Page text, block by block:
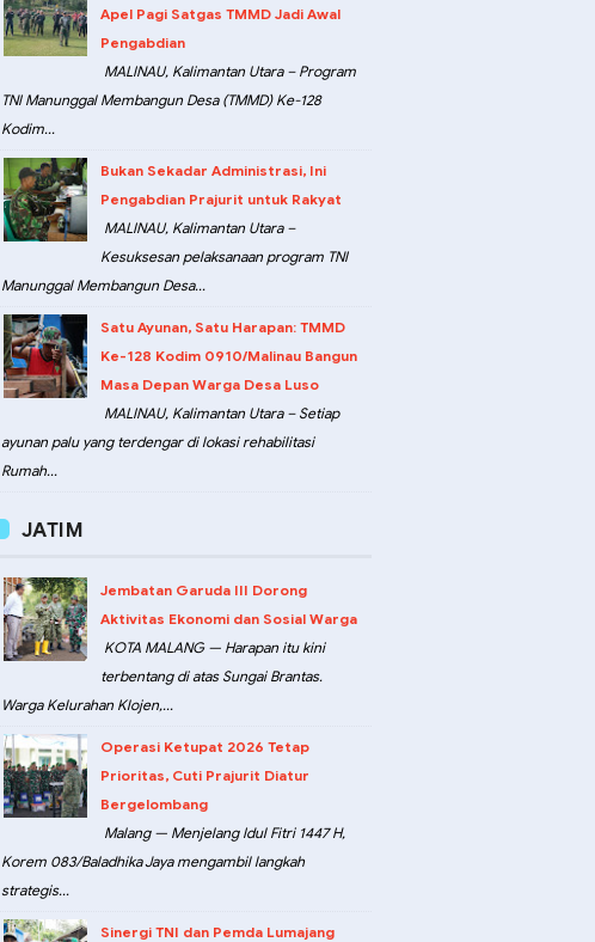
Apel Pagi Satgas TMMD Jadi Awal
Pengabdian
MALINAU, Kalimantan Utara – Program
TNI Manunggal Membangun Desa (TMMD) Ke-128
Kodim...
Bukan Sekadar Administrasi, Ini
Pengabdian Prajurit untuk Rakyat
MALINAU, Kalimantan Utara –
Kesuksesan pelaksanaan program TNI
Manunggal Membangun Desa...
Satu Ayunan, Satu Harapan: TMMD
Ke-128 Kodim 0910/Malinau Bangun
Masa Depan Warga Desa Luso
MALINAU, Kalimantan Utara – Setiap
ayunan palu yang terdengar di lokasi rehabilitasi
Rumah...
JATIM
Jembatan Garuda III Dorong
Aktivitas Ekonomi dan Sosial Warga
KOTA MALANG — Harapan itu kini
terbentang di atas Sungai Brantas.
Warga Kelurahan Klojen,...
Operasi Ketupat 2026 Tetap
Prioritas, Cuti Prajurit Diatur
Bergelombang
Malang — Menjelang Idul Fitri 1447 H,
Korem 083/Baladhika Jaya mengambil langkah
strategis...
Sinergi TNI dan Pemda Lumajang